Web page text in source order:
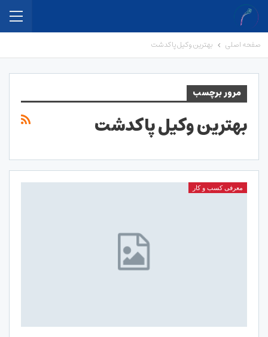
صفحه اصلی بهترین وکیل پاکدشت
مرور برچسب
بهترین وکیل پاکدشت
معرفی کسب و کار